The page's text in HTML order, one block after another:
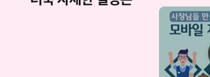
서비스 소개 영상 보러가기